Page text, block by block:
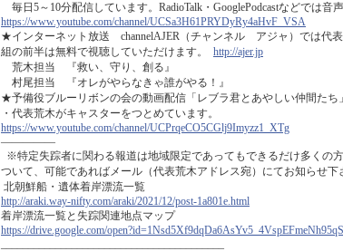
毎日5～10分配信しています。RadioTalk・GooglePodcastなどでは音
https://www.youtube.com/channel/UCSa3H61PRYDyRy4aHvF_VSA
★インターネット放送 channelAJER（チャンネル アジャ）では代
組の前半は無料で視聴していただけます。 http://ajer.jp
荒木担当 『救い、守り、創る』
村尾担当 『オレがやらなきゃ誰がやる！』
★予備役ブルーリボンの会の動画配信「レブラ君とあやしい仲間たち」
・代表荒木がキャスターをつとめています。
https://www.youtube.com/channel/UCPrqeCO5CGlj9Imyzz1_XTg
―――――
※特定失踪者に関わる報道は地域限定であってもできるだけ多くの
ついて、可能であればメール（代表荒木アドレス宛）にてお知らせ下
北朝鮮船・遺体着岸漂流一覧
http://araki.way-nifty.com/araki/2021/12/post-1a801e.html
着岸漂流一覧と失踪関連地点マップ
https://drive.google.com/